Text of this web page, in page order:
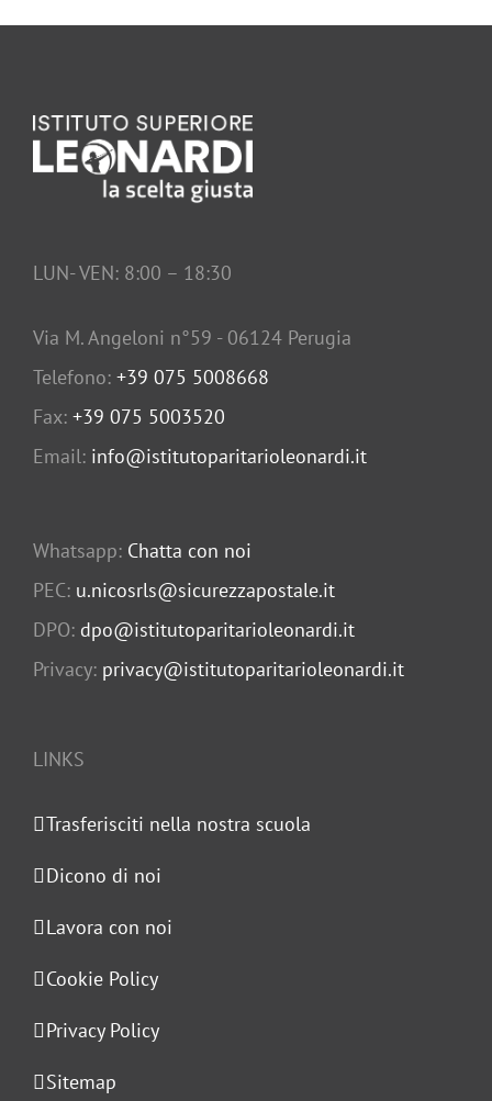
LUN- VEN: 8:00 – 18:30
Via M. Angeloni n°59 - 06124 Perugia
Telefono: +39 075 5008668
Fax: +39 075 5003520
Email: info@istitutoparitarioleonardi.it
Whatsapp: Chatta con noi
PEC: u.nicosrls@sicurezzapostale.it
DPO: dpo@istitutoparitarioleonardi.it
Privacy: privacy@istitutoparitarioleonardi.it
LINKS
Trasferisciti nella nostra scuola
Dicono di noi
Lavora con noi
Cookie Policy
Privacy Policy
Sitemap